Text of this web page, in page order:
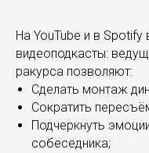
На YouTube и в
видеоподкасты:
ракурса позволяют:
Сделать монтаж
Сократить
Подчеркнуть
собеседника;